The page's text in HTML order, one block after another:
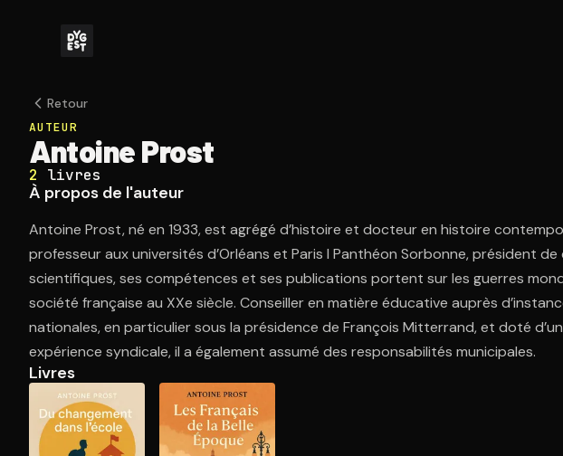
Retour
AUTEUR
Antoine Prost
2 livres
À propos de l'auteur
Antoine Prost, né en 1933, est agrégé d’histoire et docteur en histoire
professeur aux universités d’Orléans et Paris I Panthéon Sorbonne, président de
scientifiques, ses compétences et ses publications portent sur les guerres
société française au XXe siècle. Conseiller en matière éducative auprès
nationales, en particulier sous la présidence de François Mitterrand, et doté
expérience syndicale, il a également assumé des responsabilités municipales.
Livres